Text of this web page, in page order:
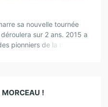
sa nouvelle tournée
sur 2 ans. 2015 a
pionniers de la musique
!